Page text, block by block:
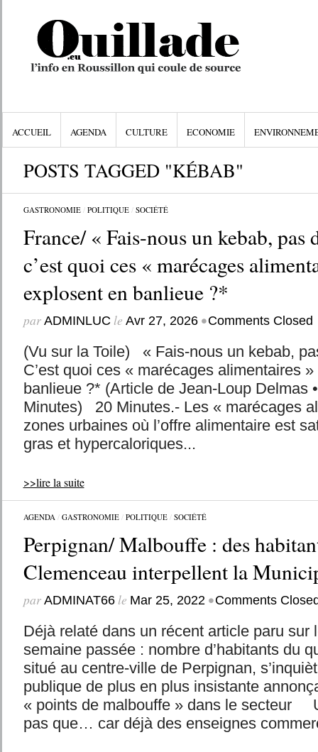
ACCUEIL AGENDA CULTURE ECONOMIE
POSTS TAGGED "KÉBAB"
GASTRONOMIE/ POLITIQUE/ SOCIÉTÉ
France/ « Fais-nous un kebab, pas
c’est quoi ces « marécages
explosent en banlieue ?*
par ADMINLUC le Avr 27, 2026 •Comments Closed
(Vu sur la Toile) « Fais-nous un kebab,
C’est quoi ces « marécages alimentaires
banlieue ?* (Article de Jean-Loup Delmas
Minutes) 20 Minutes.- Les « marécages
zones urbaines où l’offre alimentaire est
gras et hypercaloriques...
>>lire la suite
AGENDA/ GASTRONOMIE/ POLITIQUE/ SOCIÉTÉ
Perpignan/ Malbouffe : des
Clemenceau interpellent la
par ADMINAT66le Mar 25, 2022 •Comments
Déjà relaté dans un récent article paru sur
semaine passée : nombre d’habitants du
situé au centre-ville de Perpignan,
publique de plus en plus insistante
« points de malbouffe » dans le secteur
pas que… car déjà des enseignes